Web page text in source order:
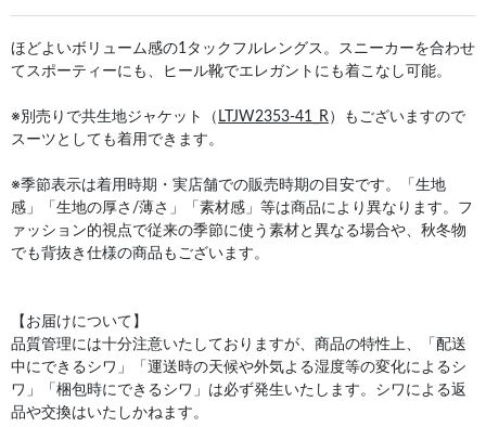
ほどよいボリューム感の1タックフルレングス。スニーカーを合わせ
てスポーティーにも、ヒール靴でエレガントにも着こなし可能。
※別売りで共生地ジャケット（ LTJW2353-41_R ）もございますので
スーツとしても着用できます。
※季節表示は着用時期・実店舗での販売時期の目安です。「生地
感」「生地の厚さ/薄さ」「素材感」等は商品により異なります。フ
ァッション的視点で従来の季節に使う素材と異なる場合や、秋冬物
でも背抜き仕様の商品もございます。
【お届けについて】
品質管理には十分注意いたしておりますが、商品の特性上、「配送
中にできるシワ」「運送時の天候や外気よる湿度等の変化によるシ
ワ」「梱包時にできるシワ」は必ず発生いたします。シワによる返
品や交換はいたしかねます。